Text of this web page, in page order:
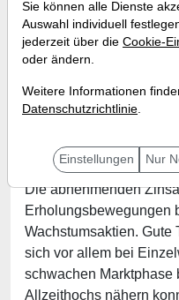
auf neue
Wann:Mittwoch, 7.
Die abnehmenden
Erholungsbewegungen
Wachstumsaktien. Gute
sich vor allem bei
schwachen Marktphase
Allzeithochs nähern
Sie können alle Dienste
Auswahl individuell
jederzeit über die Cookie-
oder ändern.
Weitere Informationen
Datenschutzrichtlinie.
Einstellungen Nur